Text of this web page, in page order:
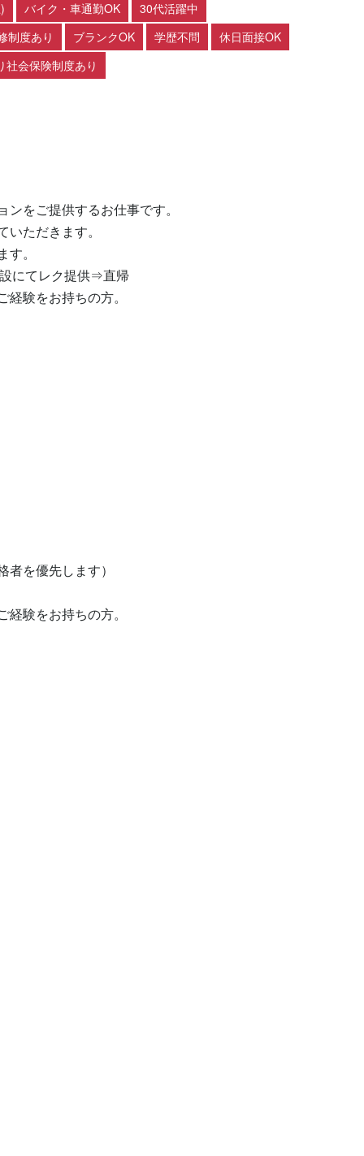
バイク・車通勤OK
30代活躍中
制度あり
ブランクOK 学歴不問
休日面接OK
社会保険制度あり
をご提供するお仕事です。
ただきます。
。
にてレク提供⇒直帰
験をお持ちの方。
を優先します）
験をお持ちの方。